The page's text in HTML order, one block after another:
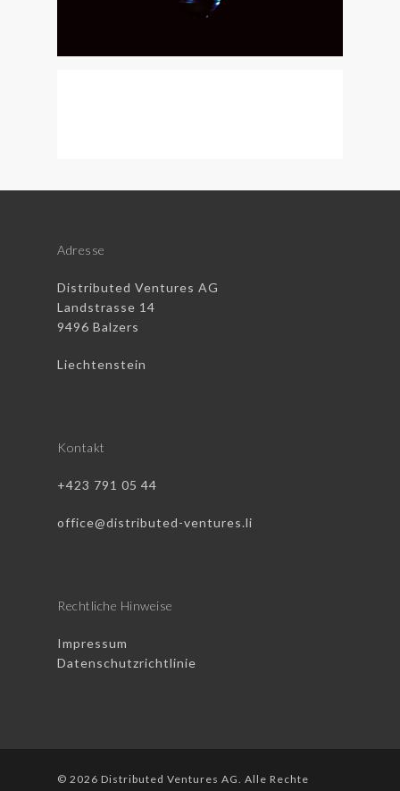
Adresse
Distributed Ventures AG
Landstrasse 14
9496 Balzers
Liechtenstein
Kontakt
+423 791 05 44
office@distributed-ventures.li
Rechtliche Hinweise
Impressum
Datenschutzrichtlinie
© 2026 Distributed Ventures AG. Alle Rechte